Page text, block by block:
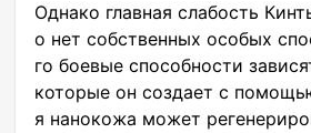
Однако главная слабость
о нет собственных особых
го боевые способности
которые он создает с
я нанокожа может